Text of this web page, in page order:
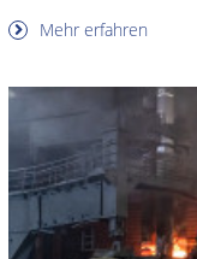
Mehr erfahren